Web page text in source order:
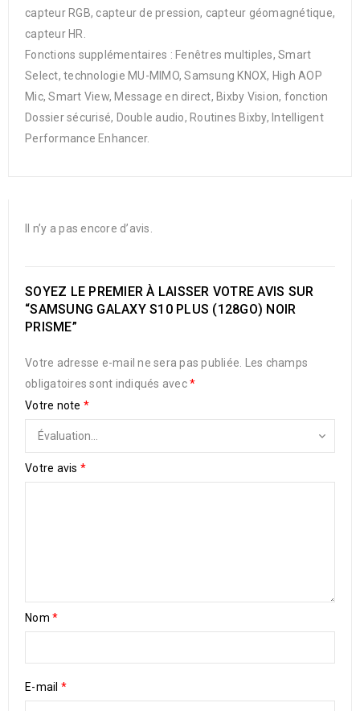
capteur RGB, capteur de pression, capteur géomagnétique,
capteur HR.
Fonctions supplémentaires : Fenêtres multiples, Smart
Select, technologie MU-MIMO, Samsung KNOX, High AOP
Mic, Smart View, Message en direct, Bixby Vision, fonction
Dossier sécurisé, Double audio, Routines Bixby, Intelligent
Performance Enhancer.
Il n’y a pas encore d’avis.
SOYEZ LE PREMIER À LAISSER VOTRE AVIS SUR
“SAMSUNG GALAXY S10 PLUS (128GO) NOIR
PRISME”
Votre adresse e-mail ne sera pas publiée. Les champs
obligatoires sont indiqués avec*
Votre note *
Votre avis *
Nom *
E-mail *